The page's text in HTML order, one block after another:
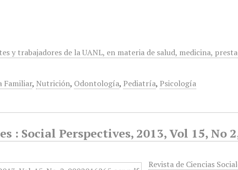
y trabajadores de la UANL, en materia de salud, medicina,
Familiar, Nutrición, Odontología, Pediatría, Psicología
: Social Perspectives, 2013, Vol 15, No
Revista de Ciencias